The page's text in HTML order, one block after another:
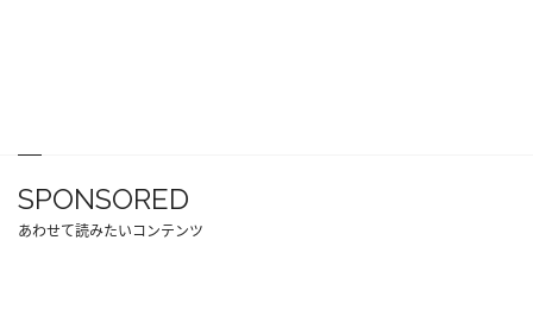
SPONSORED
あわせて読みたいコンテンツ